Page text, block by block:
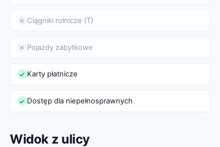
✗ Ciągniki rolnicze (T)
✗ Pojazdy zabytkowe
✓ Karty płatnicze
✓ Dostęp dla niepełnosprawnych
Widok z ulicy